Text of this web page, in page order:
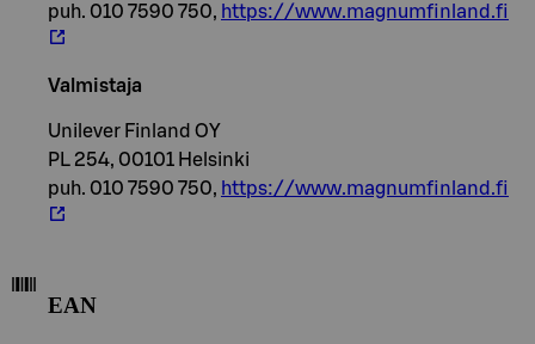
puh. 010 7590 750, https://www.magnumfinland.fi
Valmistaja
Unilever Finland OY
PL 254, 00101 Helsinki
puh. 010 7590 750, https://www.magnumfinland.fi
EAN